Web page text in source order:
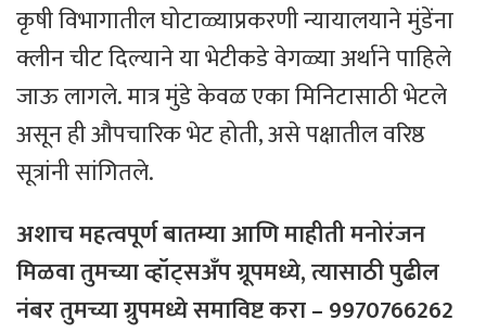
कृषी विभागातील घोटाळ्याप्रकरणी न्यायालयाने मुंडेंना
क्लीन चीट दिल्याने या भेटीकडे वेगळ्या अर्थाने पाहिले
जाऊ लागले. मात्र मुंडे केवळ एका मिनिटासाठी भेटले
असून ही औपचारिक भेट होती, असे पक्षातील वरिष्ठ
सूत्रांनी सांगितले.
अशाच महत्वपूर्ण बातम्या आणि माहीती मनोरंजन
मिळवा तुमच्या व्हॉट्सअँप ग्रूपमध्ये, त्यासाठी पुढील
नंबर तुमच्या ग्रुपमध्ये समाविष्ट करा – 9970766262